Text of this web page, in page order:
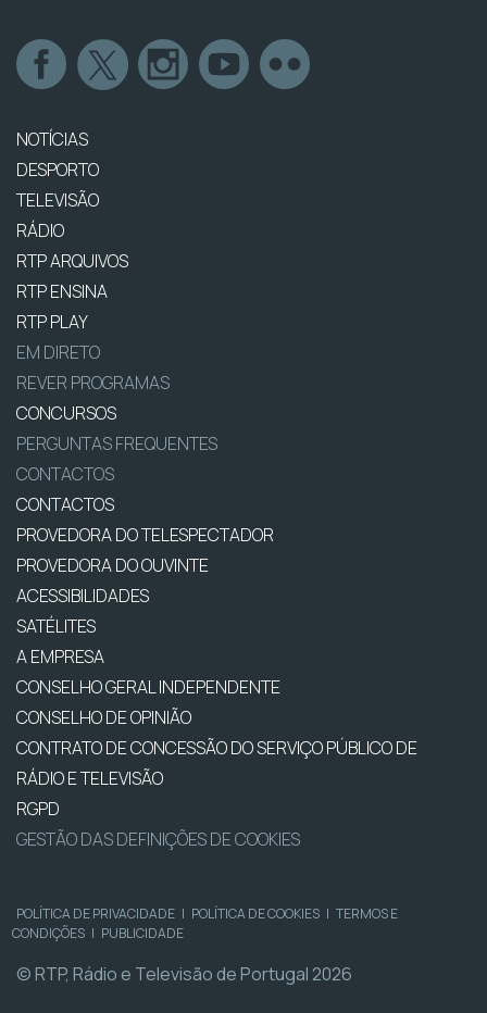
NOTÍCIAS
DESPORTO
TELEVISÃO
RÁDIO
RTP ARQUIVOS
RTP ENSINA
RTP PLAY
EM DIRETO
REVER PROGRAMAS
CONCURSOS
PERGUNTAS FREQUENTES
CONTACTOS
CONTACTOS
PROVEDORA DO TELESPECTADOR
PROVEDORA DO OUVINTE
ACESSIBILIDADES
SATÉLITES
A EMPRESA
CONSELHO GERAL INDEPENDENTE
CONSELHO DE OPINIÃO
CONTRATO DE CONCESSÃO DO SERVIÇO PÚBLICO DE
RÁDIO E TELEVISÃO
RGPD
GESTÃO DAS DEFINIÇÕES DE COOKIES
POLÍTICA DE PRIVACIDADE | POLÍTICA DE COOKIES | TERMOS E
CONDIÇÕES | PUBLICIDADE
© RTP, Rádio e Televisão de Portugal 2026